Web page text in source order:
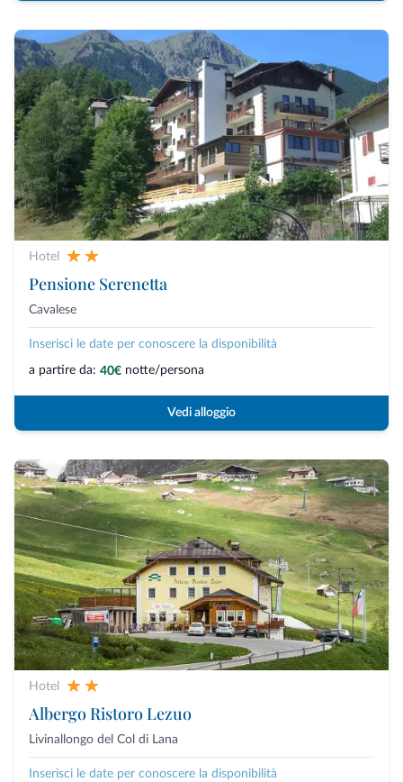
Hotel
Pensione Serenetta
Cavalese
Inserisci le date per conoscere la disponibilità
a partire da: 40€ notte/persona
Vedi alloggio
Hotel
Albergo Ristoro Lezuo
Livinallongo del Col di Lana
Inserisci le date per conoscere la disponibilità